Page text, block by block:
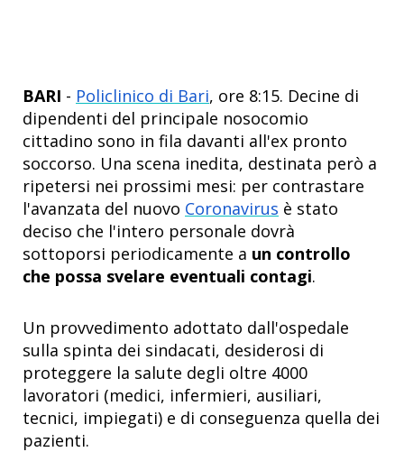
BARI - Policlinico di Bari, ore 8:15. Decine di
dipendenti del principale nosocomio
cittadino sono in fila davanti all'ex pronto
soccorso. Una scena inedita, destinata però a
ripetersi nei prossimi mesi: per contrastare
l'avanzata del nuovo Coronavirus è stato
deciso che l'intero personale dovrà
sottoporsi periodicamente a un controllo
che possa svelare eventuali contagi.
Un provvedimento adottato dall'ospedale
sulla spinta dei sindacati, desiderosi di
proteggere la salute degli oltre 4000
lavoratori (medici, infermieri, ausiliari,
tecnici, impiegati) e di conseguenza quella dei
pazienti.